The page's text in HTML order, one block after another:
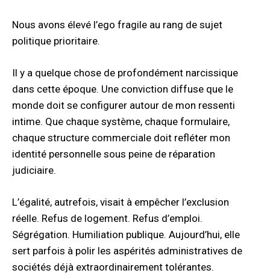
Nous avons élevé l’ego fragile au rang de sujet
politique prioritaire.
Il y a quelque chose de profondément narcissique
dans cette époque. Une conviction diffuse que le
monde doit se configurer autour de mon ressenti
intime. Que chaque système, chaque formulaire,
chaque structure commerciale doit refléter mon
identité personnelle sous peine de réparation
judiciaire.
L’égalité, autrefois, visait à empêcher l’exclusion
réelle. Refus de logement. Refus d’emploi.
Ségrégation. Humiliation publique. Aujourd’hui, elle
sert parfois à polir les aspérités administratives de
sociétés déjà extraordinairement tolérantes.